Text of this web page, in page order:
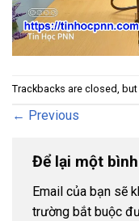
Trackbacks are closed, but
← Previous
Để lại một
Email của bạn sẽ
trường bắt buộc